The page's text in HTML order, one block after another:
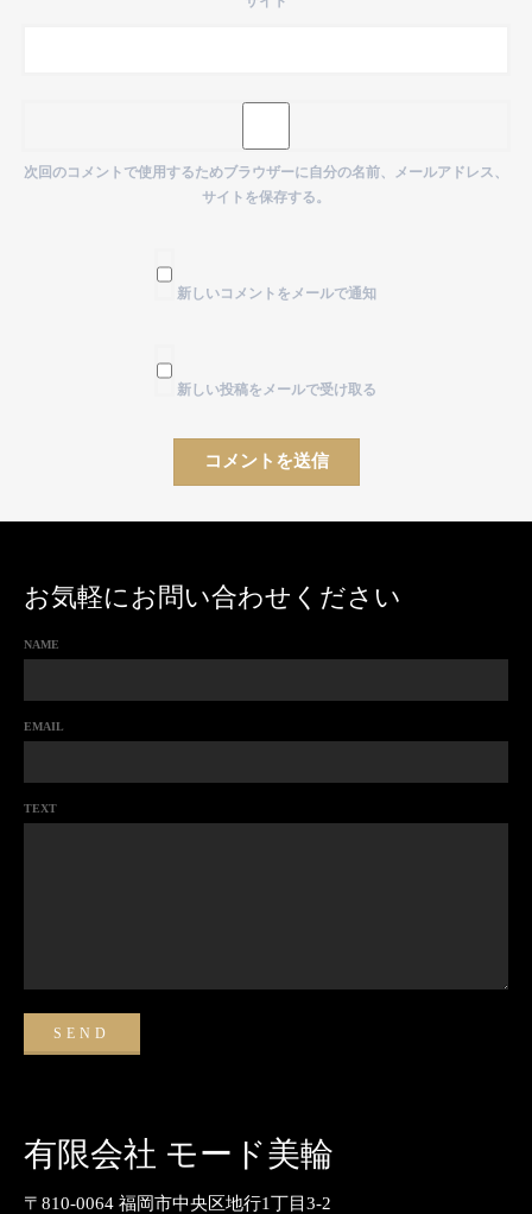
次回のコメントで使用するためブラウザーに自分の名前、メールアドレス、
サイトを保存する。
新しいコメントをメールで通知
新しい投稿をメールで受け取る
お気軽にお問い合わせください
NAME
EMAIL
TEXT
有限会社 モード美輪
〒810-0064 福岡市中央区地行1丁目3-2